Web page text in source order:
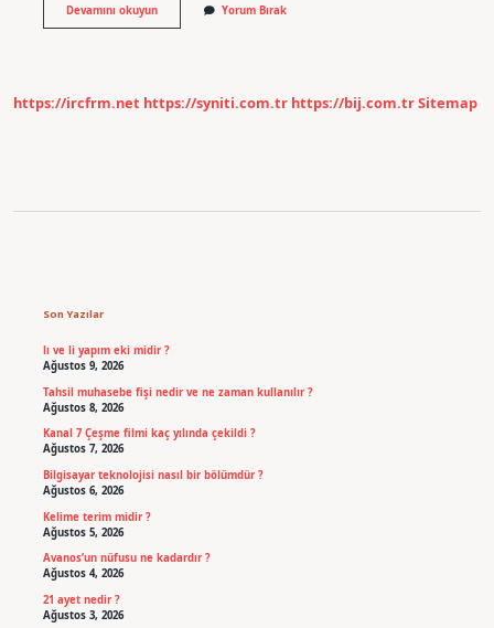
Devamını okuyunDespot
Davranmak
Yorum Bırak
https://ircfrm.net https://syniti.com.tr https://bij.com.trSitemap
Son Yazılar
lı ve li yapım eki midir ?
Ağustos 9, 2026
Tahsil muhasebe fişi nedir ve ne zaman kullanılır ?
Ağustos 8, 2026
Kanal 7 Çeşme filmi kaç yılında çekildi ?
Ağustos 7, 2026
Bilgisayar teknolojisi nasıl bir bölümdür ?
Ağustos 6, 2026
Kelime terim midir ?
Ağustos 5, 2026
Avanos’un nüfusu ne kadardır ?
Ağustos 4, 2026
21 ayet nedir ?
Ağustos 3, 2026